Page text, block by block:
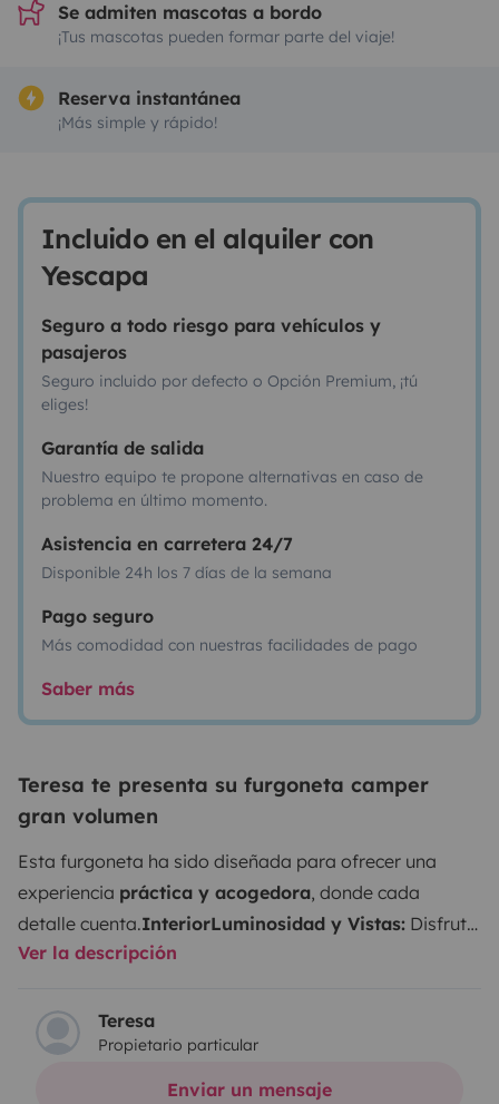
Se admiten mascotas a bordo
¡Tus mascotas pueden formar parte del viaje!
Reserva instantánea
¡Más simple y rápido!
Incluido en el alquiler con
Yescapa
Seguro a todo riesgo para vehículos y
pasajeros
Seguro incluido por defecto o Opción Premium, ¡tú
eliges!
Garantía de salida
Nuestro equipo te propone alternativas en caso de
problema en último momento.
Asistencia en carretera 24/7
Disponible 24h los 7 días de la semana
Pago seguro
Más comodidad con nuestras facilidades de pago
Saber más
Teresa te presenta su furgoneta camper
gran volumen
Esta furgoneta ha sido diseñada para ofrecer una
experiencia práctica y acogedora, donde cada
detalle cuenta.InteriorLuminosidad y Vistas: Disfruta
de una claridad excepcional gracias a sus tres
gran formato.Confort Climático:
cuentan conmosquiteras y oscurecedores
Incluimos ropa de cama y toallas de tacto suave para
Ver la descripción
Teresa
Propietario particular
Enviar un mensaje